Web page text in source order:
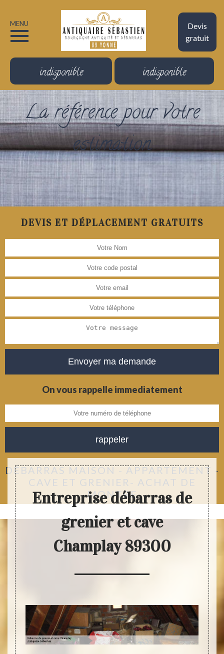
Devis
gratuit
MENU
indisponible indisponible
La référence pour votre
estimation
DEVIS ET DÉPLACEMENT GRATUITS
On vous rappelle immediatement
DÉBARRAS MAISON - APPARTEMENT -
CAVE ET GRENIER- ACHAT DE
MONTRE
Entreprise débarras de
grenier et cave
Champlay 89300